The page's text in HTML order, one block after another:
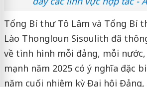
Tổng Bí thư Tô Lâm và Tổng Bí
Lào Thongloun Sisoulith đã
về tình hình mỗi đảng, mỗi
mạnh năm 2025 có ý nghĩa đặc
năm cuối nhiệm kỳ Đại hội